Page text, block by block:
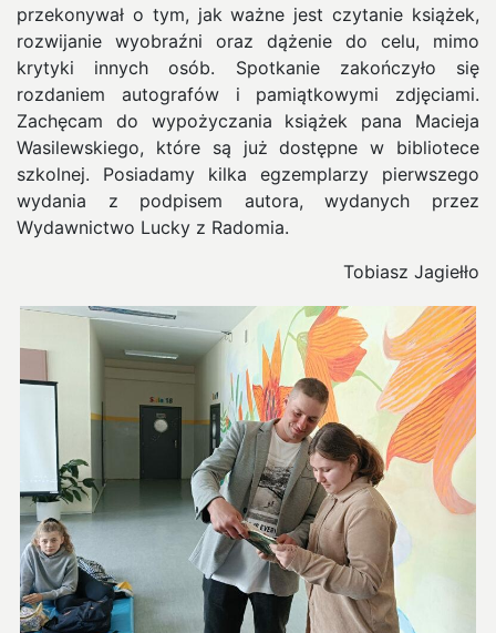
przekonywał o tym, jak ważne jest czytanie książek,
rozwijanie wyobraźni oraz dążenie do celu, mimo
krytyki innych osób. Spotkanie zakończyło się
rozdaniem autografów i pamiątkowymi zdjęciami.
Zachęcam do wypożyczania książek pana Macieja
Wasilewskiego, które są już dostępne w bibliotece
szkolnej. Posiadamy kilka egzemplarzy pierwszego
wydania z podpisem autora, wydanych przez
Wydawnictwo Lucky z Radomia.
Tobiasz Jagiełło